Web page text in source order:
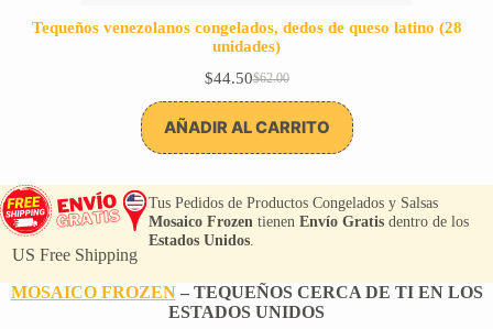
Tequeños venezolanos congelados, dedos de queso latino (28
unidades)
$62.00
El
precio
original
$62.00.
$44.50El
precio
actual
$44.50.
AÑADIR AL CARRITO
US Free Shipping
Tus Pedidos de Productos Congelados y Salsas
Mosaico Frozen tienenEnvío Gratis dentro de los
Estados Unidos
MOSAICO FROZEN– TEQUEÑOS CERCA DE TI EN LOS
ESTADOS UNIDOS